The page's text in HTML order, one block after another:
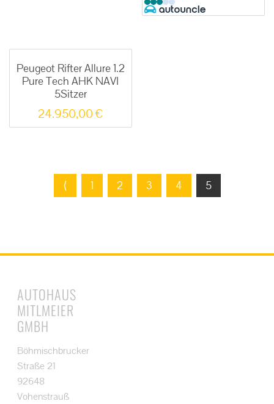
Peugeot Rifter Allure 1.2
Pure Tech AHK NAVI
5Sitzer
24.950,00€
⟨ 1 2 3 4 5
AUTOHAUS
MITLMEIER
GMBH
Böhmischbrucker
Straße 21
92648
Vohenstrauß